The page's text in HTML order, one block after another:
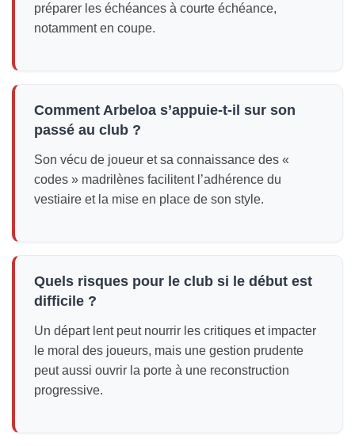
préparer les échéances à courte échéance,
notamment en coupe.
Comment Arbeloa s’appuie-t-il sur son
passé au club ?
Son vécu de joueur et sa connaissance des «
codes » madrilènes facilitent l’adhérence du
vestiaire et la mise en place de son style.
Quels risques pour le club si le début est
difficile ?
Un départ lent peut nourrir les critiques et impacter
le moral des joueurs, mais une gestion prudente
peut aussi ouvrir la porte à une reconstruction
progressive.